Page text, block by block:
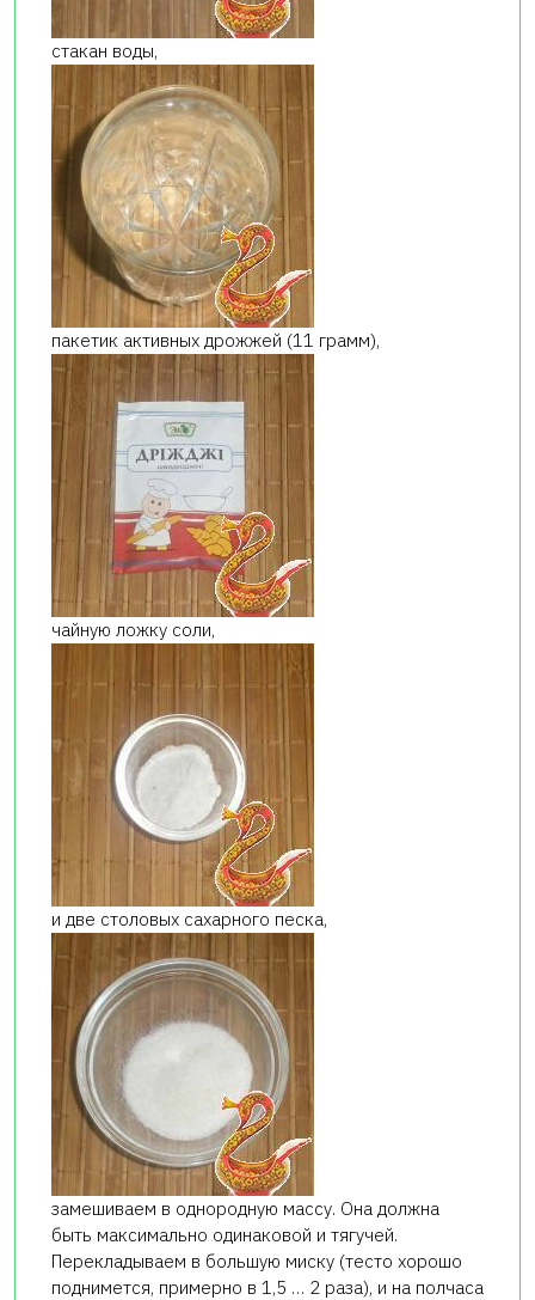
стакан воды,
пакетик активных дрожжей (11 грамм),
чайную ложку соли,
и две столовых сахарного песка,
замешиваем в однородную массу. Она должна
быть максимально одинаковой и тягучей.
Перекладываем в большую миску (тесто хорошо
поднимется, примерно в 1,5 … 2 раза), и на полчаса